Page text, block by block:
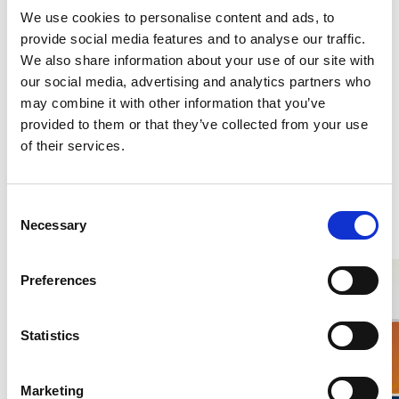
We use cookies to personalise content and ads, to
provide social media features and to analyse our traffic.
We also share information about your use of our site with
our social media, advertising and analytics partners who
may combine it with other information that you’ve
provided to them or that they’ve collected from your use
of their services.
Necessary
Preferences
Statistics
Marketing
Sovmössa Sidensatin
Marin
BONNET NATTMÖSSA
300 kr